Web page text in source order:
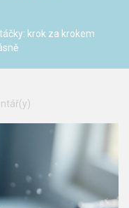
krok za krokem